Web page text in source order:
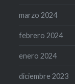
marzo 2024
febrero 2024
enero 2024
diciembre 2023